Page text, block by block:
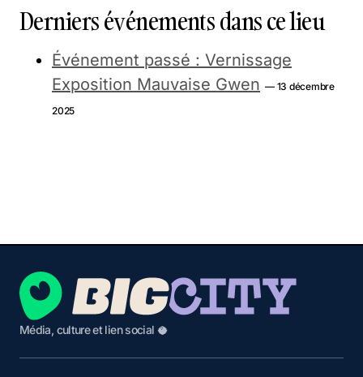
Derniers événements dans ce lieu
Événement passé : Vernissage
Exposition Mauvaise Gwen — 13 décembre
2025
Média, culture et lien social 🥥